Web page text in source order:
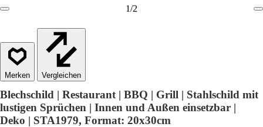
1/2
Vergleichen
Blechschild | Restaurant | BBQ | Grill | Stahlschild mit
lustigen Sprüchen | Innen und Außen einsetzbar |
Deko | STA1979, Format: 20x30cm